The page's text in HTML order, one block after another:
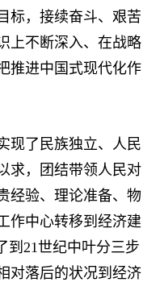
标，接续奋斗、艰苦
上不断深入、在战略
推进中国式现代化作
了民族独立、人民
求，团结带领人民对
经验、理论准备、物
作中心转移到经济建
到21世纪中叶分三步
对落后的状况到经济